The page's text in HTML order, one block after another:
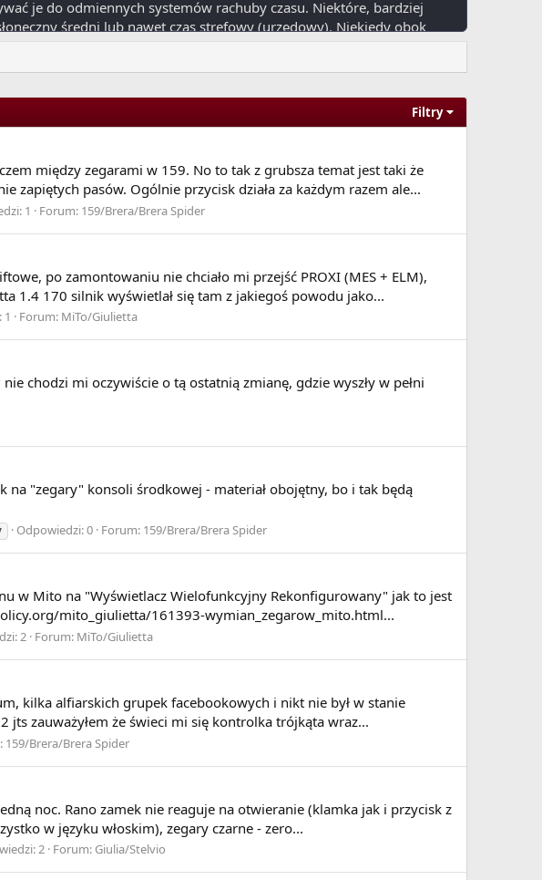
je do odmiennych systemów rachuby czasu. Niektóre, bardziej
średni lub nawet czas strefowy (urzędowy). Niekiedy obok
Filtry
między zegarami w 159. No to tak z grubsza temat jest taki że
zapiętych pasów. Ogólnie przycisk działa za każdym razem ale...
1 Forum: 159/Brera/Brera Spider
po zamontowaniu nie chciało mi przejść PROXI (MES + ELM),
1.4 170 silnik wyświetlał się tam z jakiegoś powodu jako...
1 Forum: MiTo/Giulietta
chodzi mi oczywiście o tą ostatnią zmianę, gdzie wyszły w pełni
na "zegary" konsoli środkowej - materiał obojętny, bo i tak będą
Odpowiedzi: 0 Forum: 159/Brera/Brera Spider
w Mito na "Wyświetlacz Wielofunkcyjny Rekonfigurowany" jak to jest
mito_giulietta/161393-wymian_zegarow_mito.html...
2 Forum: MiTo/Giulietta
kilka alfiarskich grupek facebookowych i nikt nie był w stanie
zauważyłem że świeci mi się kontrolka trójkąta wraz...
159/Brera/Brera Spider
noc. Rano zamek nie reaguje na otwieranie (klamka jak i przycisk z
w języku włoskim), zegary czarne - zero...
2 Forum: Giulia/Stelvio